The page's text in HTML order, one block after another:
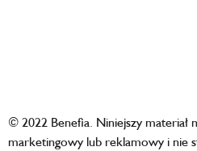
© 2022 Benefia. Niniejszy materiał
marketingowy lub reklamowy i nie